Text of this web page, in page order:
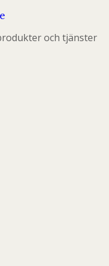
och tjänster